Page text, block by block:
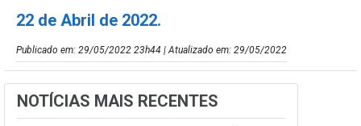
22 de Abril de 2022.
Publicado em: 29/05/2022 23h44 | Atualizado em: 29/05/2022
NOTÍCIAS MAIS RECENTES